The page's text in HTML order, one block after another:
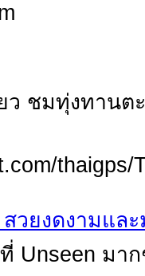
ว ชมทุ่งทาน
thaigps/
วยงดงามแล
Unseen ม